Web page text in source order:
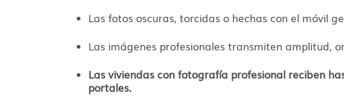
Las fotos oscuras, torcidas o hechas con el móvil
Las imágenes profesionales transmiten amplitud,
Las viviendas con fotografía profesional reciben
portales.